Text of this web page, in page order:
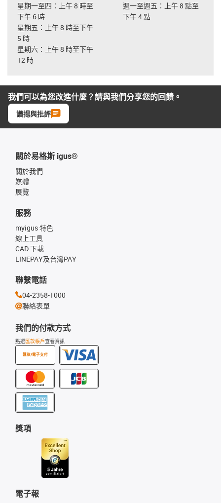
星期一至四：上午 8 時至
下午 6 時
星期五：上午 8 時至下午
5 時
星期六：上午 8 時至下午
12 時
週一至週五：上午 8 點至
下午 4 點
我們可以為您改進什麼？請與我們分享您的回饋。
讚揚與批評
關於易格斯 igus®
關於我們
媒體
展覽
我們的付款方式
點選匯款帳戶查看資訊
匯款/電子支付
服務
myigus 特色
線上工具
CAD 下載
LINEPAY及台灣PAY
獎項
電子報
聯繫電話
04-2358-1000
聯絡表單